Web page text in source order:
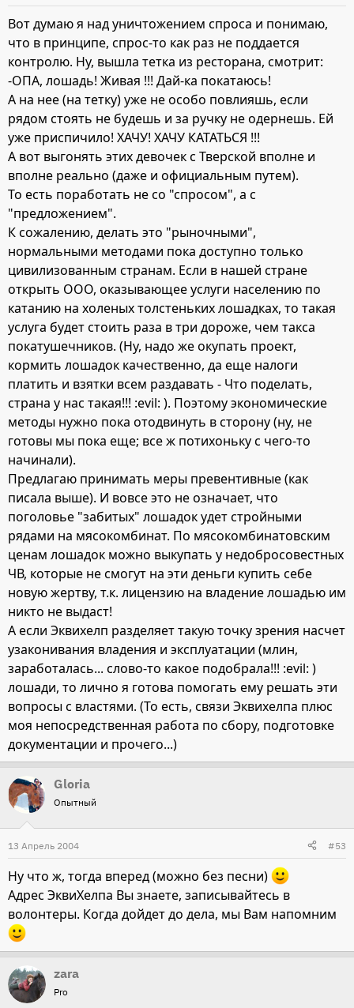
Вот думаю я над уничтожением спроса и понимаю,
что в принципе, спрос-то как раз не поддается
контролю. Ну, вышла тетка из ресторана, смотрит:
-ОПА, лошадь! Живая !!! Дай-ка покатаюсь!
А на нее (на тетку) уже не особо повлияшь, если
рядом стоять не будешь и за ручку не одернешь. Ей
уже приспичило! ХАЧУ! ХАЧУ КАТАТЬСЯ !!!
А вот выгонять этих девочек с Тверской вполне и
вполне реально (даже и официальным путем).
То есть поработать не со "спросом", а с
"предложением".
К сожалению, делать это "рыночными",
нормальными методами пока доступно только
цивилизованным странам. Если в нашей стране
открыть ООО, оказывающее услуги населению по
катанию на холеных толстеньких лошадках, то такая
услуга будет стоить раза в три дороже, чем такса
покатушечников. (Ну, надо же окупать проект,
кормить лошадок качественно, да еще налоги
платить и взятки всем раздавать - Что поделать,
страна у нас такая!!! :evil: ). Поэтому экономические
методы нужно пока отодвинуть в сторону (ну, не
готовы мы пока еще; все ж потихоньку с чего-то
начинали).
Предлагаю принимать меры превентивные (как
писала выше). И вовсе это не означает, что
поголовье "забитых" лошадок удет стройными
рядами на мясокомбинат. По мясокомбинатовским
ценам лошадок можно выкупать у недобросовестных
ЧВ, которые не смогут на эти деньги купить себе
новую жертву, т.к. лицензию на владение лошадью им
никто не выдаст!
А если Эквихелп разделяет такую точку зрения насчет
узаконивания владения и эксплуатации (млин,
заработалась... слово-то какое подобрала!!! :evil: )
лошади, то лично я готова помогать ему решать эти
вопросы с властями. (То есть, связи Эквихелпа плюс
моя непосредственная работа по сбору, подготовке
документации и прочего...)
Gloria
Опытный
13 Апрель 2004 #53
Ну что ж, тогда вперед (можно без песни)
Адрес ЭквиХелпа Вы знаете, записывайтесь в
волонтеры. Когда дойдет до дела, мы Вам напомним
zara
Pro